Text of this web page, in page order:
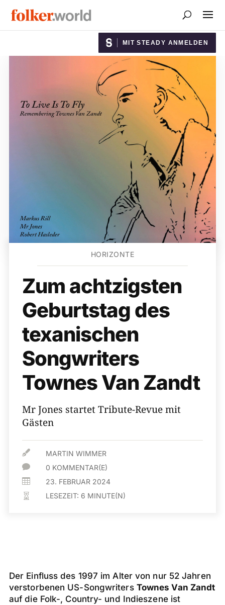
MIT STEADY ANMELDEN
HORIZONTE
Zum achtzigsten
Geburtstag des
texanischen
Songwriters
Townes Van Zandt
Mr Jones startet Tribute-Revue mit
Gästen
 MARTIN WIMMER
 0 KOMMENTAR(E)
 23. FEBRUAR 2024
 LESEZEIT: 6 MINUTE(N)
Der Einfluss des 1997 im Alter von nur 52 Jahren
verstorbenen US-Songwriters Townes Van Zandt
auf die Folk-, Country- und Indieszene ist